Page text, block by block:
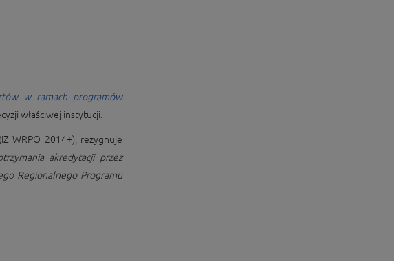
w ramach programów
właściwej instytucji.
WRPO 2014+), rezygnuje
akredytacji przez
Regionalnego Programu